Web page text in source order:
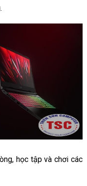
học tập và chơi các